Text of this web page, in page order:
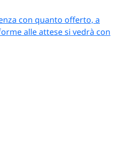
con quanto offerto, a
alle attese si vedrà con